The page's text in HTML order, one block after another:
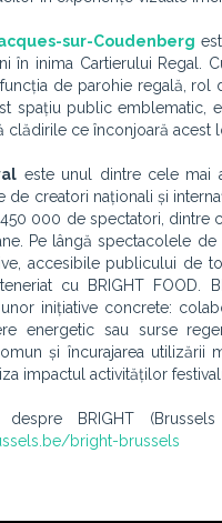
sur-Coudenberg
în inima Cartierului Regal.
de parohie regală, rol
spațiu public emblematic,
clădirile ce înconjoară acest
este unul dintre cele mai
de creatori naționali și
000 de spectatori, dintre
Pe lângă spectacolele
accesibile publicului de
cu BRIGHT FOOD.
inițiative concrete:
energetic sau surse
și încurajarea utilizării
impactul activităților
despre BRIGHT
bright-brussels